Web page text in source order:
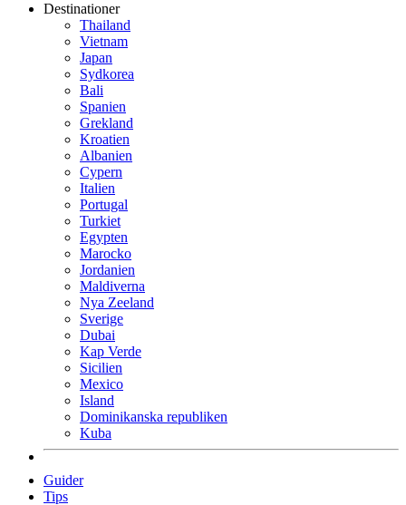
Destinationer
Thailand
Vietnam
Japan
Sydkorea
Bali
Spanien
Grekland
Kroatien
Albanien
Cypern
Italien
Portugal
Turkiet
Egypten
Marocko
Jordanien
Maldiverna
Nya Zeeland
Sverige
Dubai
Kap Verde
Sicilien
Mexico
Island
Dominikanska republiken
Kuba
Guider
Tips